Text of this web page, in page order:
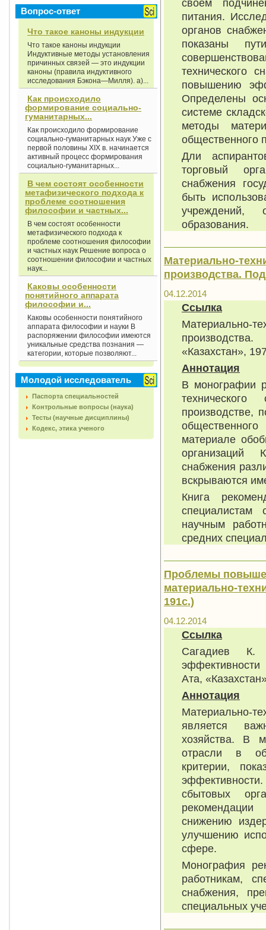
Вопрос-ответ
Что такое каноны индукции
Что такое каноны индукции
Индуктивные методы установления
причинных связей — это индукции
каноны (правила индуктивного
исследования Бэкона—Милля). а)...
Как происходило
формирование социально-
гуманитарных...
Как происходило формирование
социально-гуманитарных наук Уже с
первой половины XIX в. начинается
активный процесс формирования
социально-гуманитарных...
В чем состоят особенности
метафизического подхода к
проблеме соотношения
философии и частных...
В чем состоят особенности
метафизического подхода к
проблеме соотношения философии
и частных наук Решение вопроса о
соотношении философии и частных
наук...
Каковы особенности
понятийного аппарата
философии и...
Каковы особенности понятийного
аппарата философии и науки В
распоряжении философии имеются
уникальные средства познания —
категории, которые позволяют...
Молодой исследователь
Паспорта специальностей
Контрольные вопросы (наука)
Тесты (научные дисциплины)
Кодекс, этика ученого
своем
питания.
органов
показаны
технического
повышению
Определены
системе
методы
общественного
Дли
торговый
снабжения
быть
учреждений,
образования.
Материально-
производства.
04.12.2014
Ссылка
«Казахстан»,
Аннотация
В монографии
производстве,
материале
организаций
снабжения
вскрываются
Книга
специалистам
научным
средних
Проблемы
материально-
191с.)
04.12.2014
Ссылка
Сагадиев К.
Ата,
Аннотация
Материально-
является
хозяйства. В
отрасли в
критерии,
сбытовых
снижению
улучшению
сфере.
Монография
работникам,
снабжения,
специальных